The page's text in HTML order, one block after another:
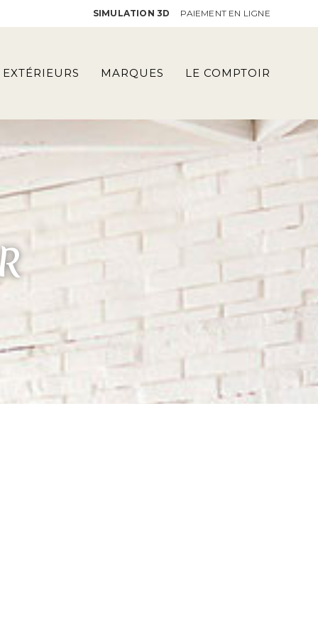
SIMULATION 3D PAIEMENT EN LIGNE
EXTÉRIEURS MARQUES LE COMPTOIR